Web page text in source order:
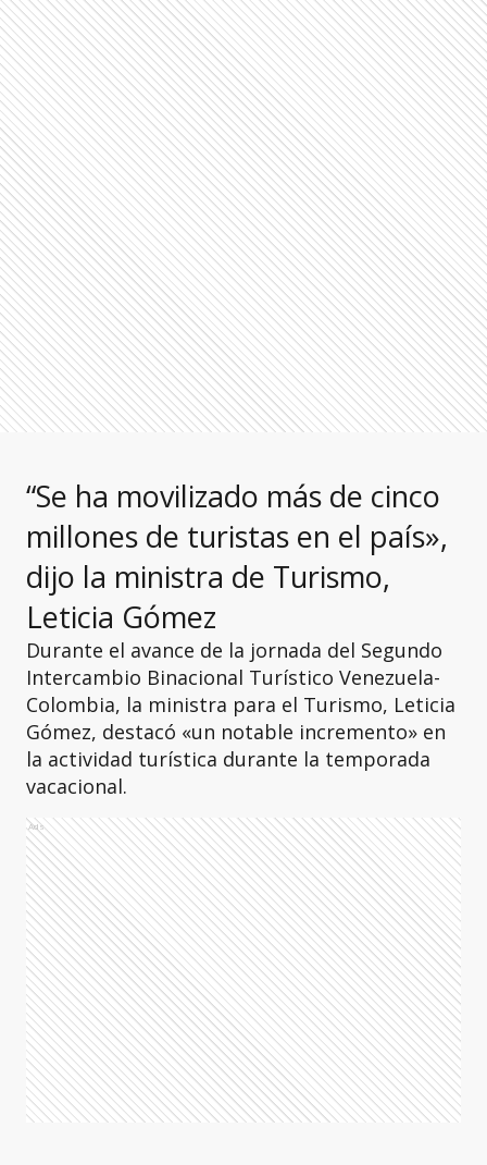
“Se ha movilizado más de cinco
millones de turistas en el país»,
dijo la ministra de Turismo,
Leticia Gómez
Durante el avance de la jornada del Segundo
Intercambio Binacional Turístico Venezuela-
Colombia, la ministra para el Turismo, Leticia
Gómez, destacó «un notable incremento» en
la actividad turística durante la temporada
vacacional.
Ads